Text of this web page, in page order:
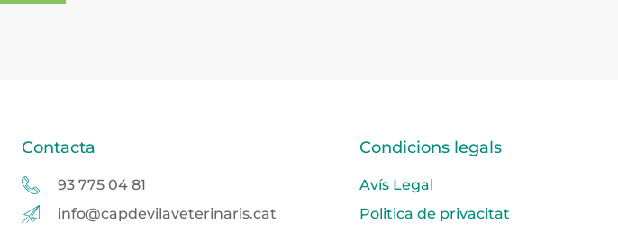
Contacta
93 775 04 81
info@capdevilaveterinaris.cat
Condicions legals
Avís Legal
Politica de privacitat